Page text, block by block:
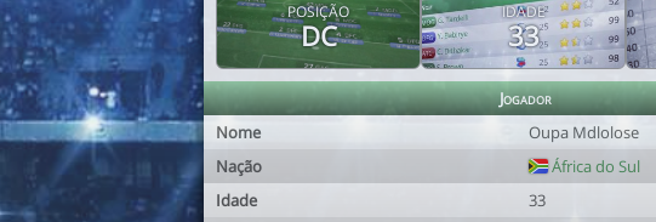
POSIÇÃO
DC
IDADE
33
Jogador
Nome
Oupa Mdlolose
Nação
África do Sul
Idade
33